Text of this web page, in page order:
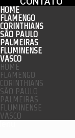
HOME
FLAMENGO
CORINTHIANS
SÃO PAULO
PALMEIRAS
FLUMINENSE
VASCO
HOME
FLAMENGO
CORINTHIANS
SÃO PAULO
PALMEIRAS
FLUMINENSE
VASCO